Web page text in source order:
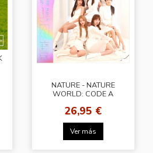
NATURE - NATURE
WORLD: CODE A
26,95 €
Ver más